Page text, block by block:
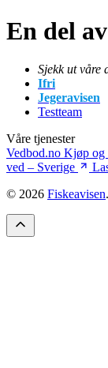
En del
Sjekk ut våre
Ifri
Jegeravisen
Testteam
Våre tjenester
Vedbod.no Kjøp og
ved – Sverige
© 2026 Fiskeavisen